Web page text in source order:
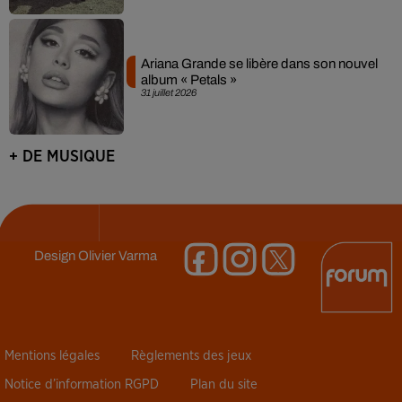
31 juillet 2026
Ariana Grande se libère dans son nouvel
album « Petals »
+ DE MUSIQUE
DesignOlivier Varma
Mentions légales Règlements des jeux
Notice d’information RGPD Plan du site